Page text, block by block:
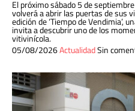
El próximo sábado 5 de
volverá a abrir las puertas de sus
edición de ‘Tiempo de Vendimia’,
invita a descubrir uno de los
vitivinícola.
05/08/2026ActualidadSin